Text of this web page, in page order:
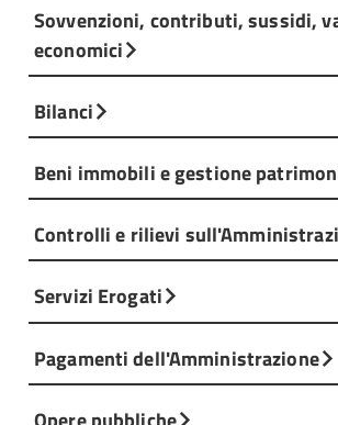
Sovvenzioni, contributi, sussidi,
economici
Bilanci
Beni immobili e gestione
Controlli e rilievi
Servizi Erogati
Pagamenti dell'Amministrazione